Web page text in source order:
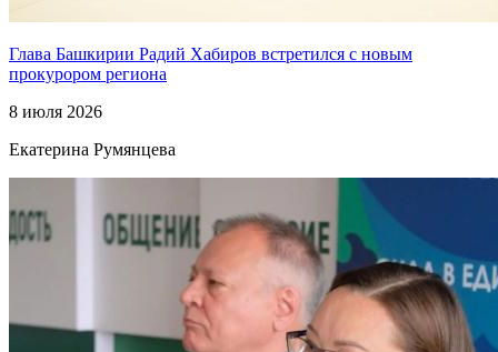
Глава Башкирии Радий Хабиров встретился с новым
прокурором региона
8 июля 2026
Екатерина Румянцева